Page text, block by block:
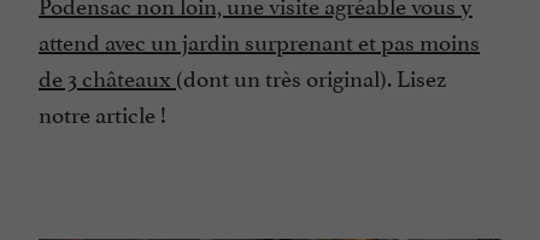
attend avec un jardin surprenant et pas moins
de 3 châteaux (dont un très original). Lisez
notre article !